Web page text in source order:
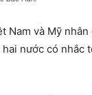
Nam và Mỹ
nước có nhắc